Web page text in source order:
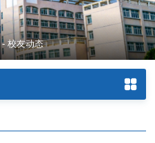
-校友动态